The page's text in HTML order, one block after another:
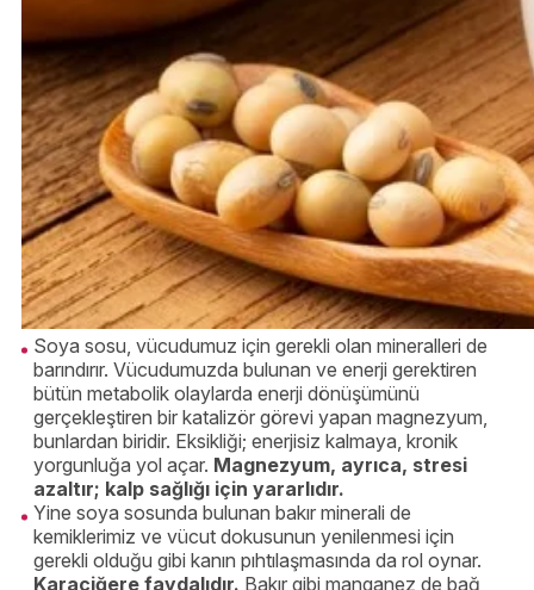
Soya sosu, vücudumuz için gerekli olan mineralleri de
barındırır. Vücudumuzda bulunan ve enerji gerektiren
bütün metabolik olaylarda enerji dönüşümünü
gerçekleştiren bir katalizör görevi yapan magnezyum,
bunlardan biridir. Eksikliği; enerjisiz kalmaya, kronik
yorgunluğa yol açar. Magnezyum, ayrıca, stresi
azaltır; kalp sağlığı için yararlıdır.
Yine soya sosunda bulunan bakır minerali de
kemiklerimiz ve vücut dokusunun yenilenmesi için
gerekli olduğu gibi kanın pıhtılaşmasında da rol oynar.
Karaciğere faydalıdır. Bakır gibi manganez de bağ